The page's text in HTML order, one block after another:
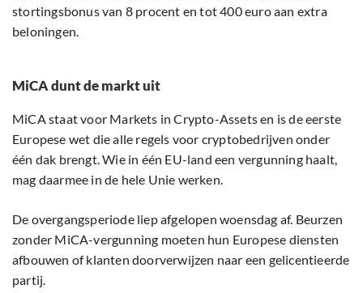
stortingsbonus van 8 procent en tot 400 euro aan extra
beloningen.
MiCA dunt de markt uit
MiCA staat voor Markets in Crypto-Assets en is de eerste
Europese wet die alle regels voor cryptobedrijven onder
één dak brengt. Wie in één EU-land een vergunning haalt,
mag daarmee in de hele Unie werken.
De overgangsperiode liep afgelopen woensdag af. Beurzen
zonder MiCA-vergunning moeten hun Europese diensten
afbouwen of klanten doorverwijzen naar een gelicentieerde
partij.